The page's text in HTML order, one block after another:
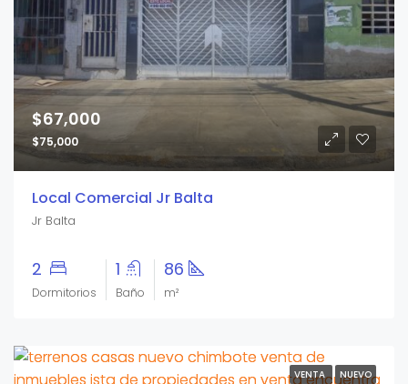
$67,000
$75,000
Local Comercial Jr Balta
Jr Balta
2
Dormitorios
1
Baño
86
m²
VENTA NUEVO